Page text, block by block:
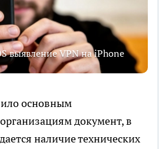
выявление VPN на iPhone
основным
документ, в
наличие технических